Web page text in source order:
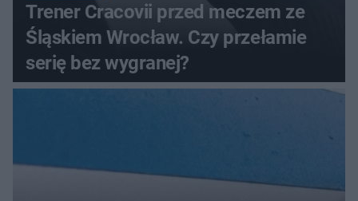
Trener Cracovii przed meczem ze
Śląskiem Wrocław. Czy przełamie
serię bez wygranej?